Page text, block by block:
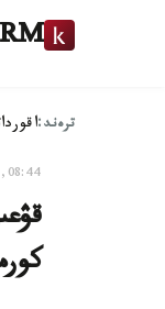
ترەند:اقوردا
08:44, 11 شىلدە 2017